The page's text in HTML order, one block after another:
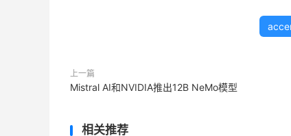
上一篇
Mistral AI和NVIDIA推出12B NeMo模型
相关推荐